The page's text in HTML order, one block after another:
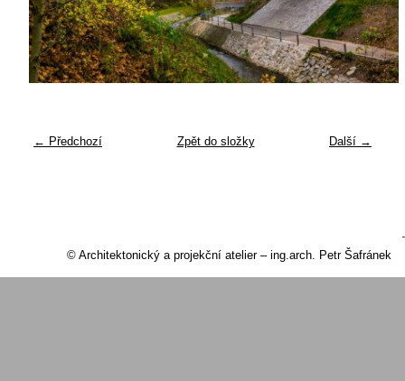
← Předchozí Další →
Zpět do složky
© Architektonický a projekční atelier – ing.arch. Petr Šafránek